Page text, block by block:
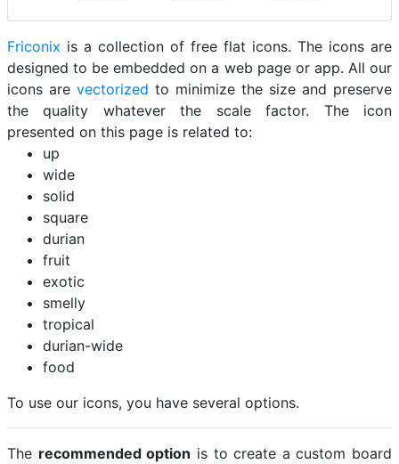
Friconix is a collection of free flat icons. The icons are
designed to be embedded on a web page or app. All our
icons are vectorized to minimize the size and preserve
the quality whatever the scale factor. The icon
presented on this page is related to:
up
wide
solid
square
durian
fruit
exotic
smelly
tropical
durian-wide
food
To use our icons, you have several options.
The recommended option is to create a custom board